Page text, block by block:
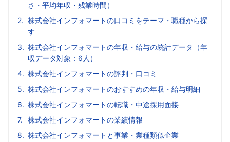
さ・平均年収・残業時間）
株式会社インフォマートの口コミをテーマ・職種から探
す
株式会社インフォマートの年収・給与の統計データ（年
収データ対象：6人）
株式会社インフォマートの評判・口コミ
株式会社インフォマートのおすすめの年収・給与明細
株式会社インフォマートの転職・中途採用面接
株式会社インフォマートの業績情報
株式会社インフォマートと事業・業種類似企業